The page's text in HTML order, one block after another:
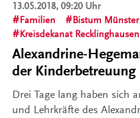
13.05.2018, 09:20 Uhr
Familien
Bistum Münster
Kreisdekanat Recklinghausen
Alexandrine-
der Kinderbetreuung
Drei Tage lang haben sich
und Lehrkräfte des